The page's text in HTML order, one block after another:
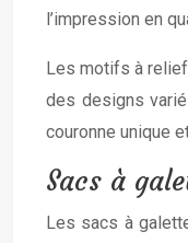
l’impression en
Les motifs à
des designs
couronne unique
Sacs à
Les sacs à